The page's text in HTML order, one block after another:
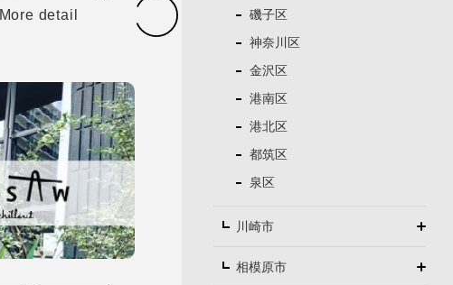
More detail
磯子区
神奈川区
金沢区
港南区
港北区
都筑区
泉区
川崎市
相模原市